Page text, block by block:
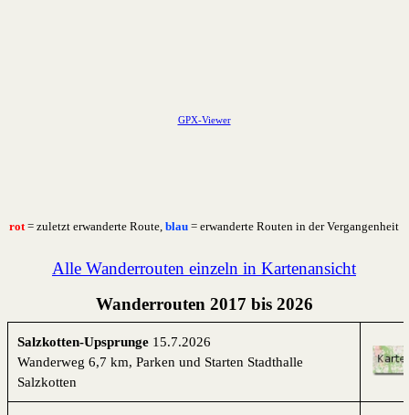
GPX-Viewer
rot= zuletzt erwanderte Route, blau = erwanderte Routen in der Vergangenheit
Alle Wanderrouten einzeln in Kartenansicht
Wanderrouten 2017 bis 2026
Salzkotten-Upsprunge 15.7.2026
Wanderweg 6,7 km, Parken und Starten Stadthalle
Salzkotten